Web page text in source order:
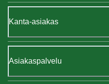
Kanta-asiakas
Asiakaspalvelu